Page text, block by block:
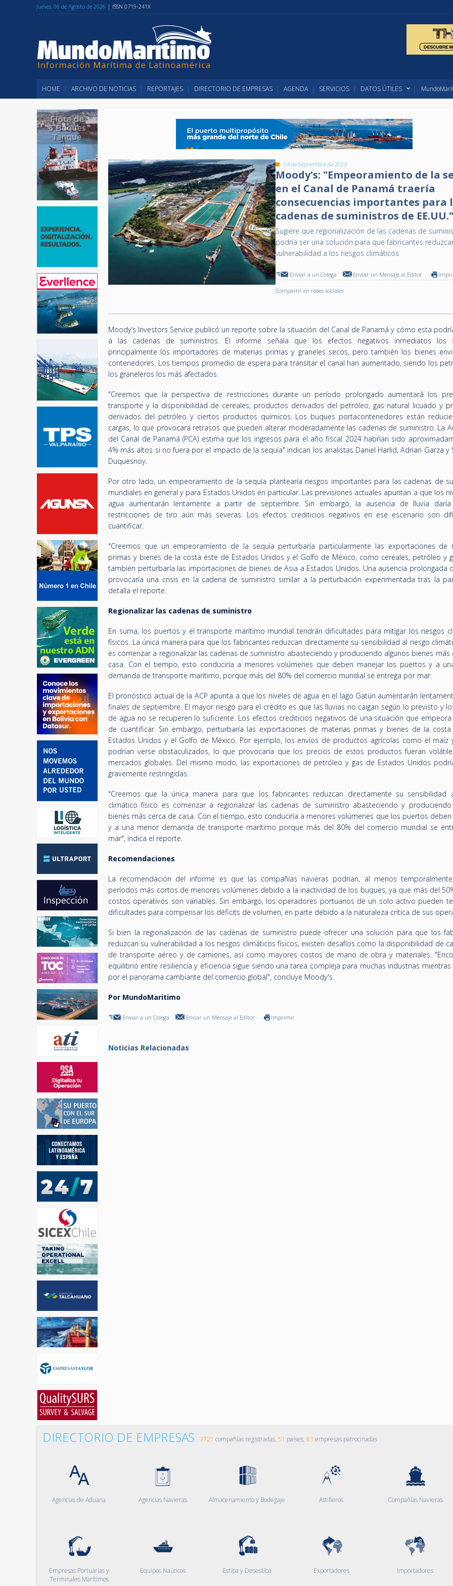
Jueves, 06 de Agosto de 2026 | ISSN 0719-241X
HOME ARCHIVO DE NOTICIAS REPORTAJES DIRECTORIO DE EMPRESAS AGENDA SERVICIOS DATOS ÚTILES
04 de Septiembre de 2023
Moody's: "Empeoramiento de la
en el Canal de Panamá traería
consecuencias importantes para
cadenas de suministros de EE.UU."
Sugiere que regionalización de las cadenas de
podría ser una solución para que fabricantes
vulnerabilidad a los riesgos climáticos
Enviar a un Colega Enviar un Mensaje al Editor
Compartir en redes sociales
Moody’s Investors Service publicó un reporte sobre la situación del Canal de Panamá y cómo esta
a las cadenas de suministros. El informe señala que los efectos negativos inmediatos los
principalmente los importadores de materias primas y graneles secos, pero también los bienes
contenedores. Los tiempos promedio de espera para transitar el canal han aumentado, siendo los
los graneleros los más afectados.
"Creemos que la perspectiva de restricciones durante un período prolongado aumentará los
transporte y la disponibilidad de cereales, productos derivados del petróleo, gas natural licuado y
derivados del petróleo y ciertos productos químicos. Los buques portacontenedores están
cargas, lo que provocará retrasos que pueden alterar moderadamente las cadenas de suministro. La
del Canal de Panamá (PCA) estima que los ingresos para el año fiscal 2024 habrían sido
4% más altos si no fuera por el impacto de la sequía" indican los analistas Daniel Harlid, Adrian Garza y
Duquesnoy.
Por otro lado, un empeoramiento de la sequía plantearía riesgos importantes para las cadenas de
mundiales en general y para Estados Unidos en particular. Las previsiones actuales apuntan a que los
agua aumentarán lentamente a partir de septiembre. Sin embargo, la ausencia de lluvia
restricciones de tiro aún más severas. Los efectos crediticios negativos en ese escenario son
cuantificar.
"Creemos que un empeoramiento de la sequía perturbaría particularmente las exportaciones de
primas y bienes de la costa este de Estados Unidos y el Golfo de México, como cereales, petróleo y
también perturbaría las importaciones de bienes de Asia a Estados Unidos. Una ausencia prolongada
provocaría una crisis en la cadena de suministro similar a la perturbación experimentada tras la
detalla el reporte.
Regionalizar las cadenas de suministro
En suma, los puertos y el transporte marítimo mundial tendrán dificultades para mitigar los riesgos
físicos. La única manera para que los fabricantes reduzcan directamente su sensibilidad al riesgo
es comenzar a regionalizar las cadenas de suministro abasteciendo y produciendo algunos bienes más
casa. Con el tiempo, esto conduciría a menores volúmenes que deben manejar los puertos y a
demanda de transporte marítimo, porque más del 80% del comercio mundial se entrega por mar.
El pronóstico actual de la ACP apunta a que los niveles de agua en el lago Gatún aumentarán
finales de septiembre. El mayor riesgo para el crédito es que las lluvias no caigan según lo previsto y
de agua no se recuperen lo suficiente. Los efectos crediticios negativos de una situación que
de cuantificar. Sin embargo, perturbaría las exportaciones de materias primas y bienes de la
Estados Unidos y el Golfo de México. Por ejemplo, los envíos de productos agrícolas como el maíz
podrían verse obstaculizados, lo que provocaría que los precios de estos productos fueran
mercados globales. Del mismo modo, las exportaciones de petróleo y gas de Estados Unidos
gravemente restringidas.
"Creemos que la única manera para que los fabricantes reduzcan directamente su sensibilidad
climático físico es comenzar a regionalizar las cadenas de suministro abasteciendo y produciendo
bienes más cerca de casa. Con el tiempo, esto conduciría a menores volúmenes que los puertos
y a una menor demanda de transporte marítimo porque más del 80% del comercio mundial se
mar", indica el reporte.
Recomendaciones
La recomendación del informe es que las compañías navieras podrían, al menos
períodos más cortos de menores volúmenes debido a la inactividad de los buques, ya que más del
costos operativos son variables. Sin embargo, los operadores portuarios de un solo activo pueden
dificultades para compensar los déficits de volumen, en parte debido a la naturaleza crítica de sus
Si bien la regionalización de las cadenas de suministro puede ofrecer una solución para que los
reduzcan su vulnerabilidad a los riesgos climáticos físicos, existen desafíos como la disponibilidad de
de transporte aéreo y de camiones, así como mayores costos de mano de obra y materiales.
equilibrio entre resiliencia y eficiencia sigue siendo una tarea compleja para muchas industrias mientras
por el panorama cambiante del comercio global", concluye Moody's.
Por MundoMaritimo
Enviar a un Colega Enviar un Mensaje al Editor Imprimir
Noticias Relacionadas
DIRECTORIO DE EMPRESAS 3721 compañías registradas, 51 países, 83 empresas patrocinadas
Agencias de Aduana Agencias Navieras Almacenamiento y Bodegaje Astilleros Compañías Navieras
Empresas Portuarias y
Terminales Marítimos
Equipos Naúticos Estiba y Desestiba Exportadores Importadores